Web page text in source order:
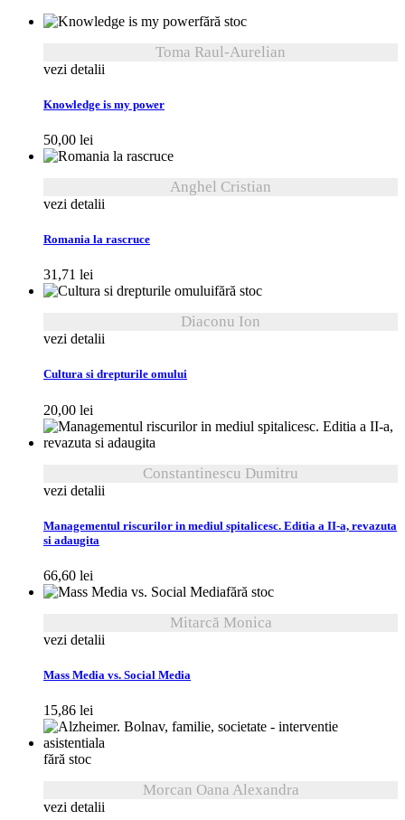
fără stoc
Toma Raul-Aurelian
vezi detalii
Knowledge is my power
50,00 lei
Anghel Cristian
vezi detalii
Romania la rascruce
31,71 lei
fără stoc
Diaconu Ion
vezi detalii
Cultura si drepturile omului
20,00 lei
Constantinescu Dumitru
vezi detalii
Managementul riscurilor in mediul spitalicesc. Editia a II-a, revazuta
si adaugita
66,60 lei
fără stoc
Mitarcă Monica
vezi detalii
Mass Media vs. Social Media
15,86 lei
fără stoc
Morcan Oana Alexandra
vezi detalii